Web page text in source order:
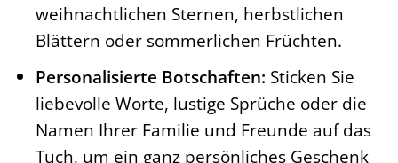
weihnachtlichen Sternen, herbstlichen
Blättern oder sommerlichen Früchten.
Personalisierte Botschaften: Sticken Sie
liebevolle Worte, lustige Sprüche oder die
Namen Ihrer Familie und Freunde auf das
Tuch, um ein ganz persönliches Geschenk